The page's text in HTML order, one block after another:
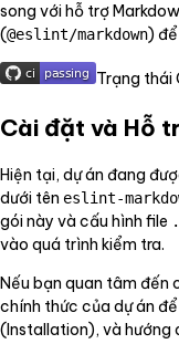
song với hỗ trợ
(@eslint/markdown)
Trạng thái
Cài đặt và Hỗ
Hiện tại, dự án đang
dưới tên eslint-
gói này và cấu hình file
vào quá trình kiểm tra.
Nếu bạn quan tâm đến
chính thức của dự án
(Installation), và hướng